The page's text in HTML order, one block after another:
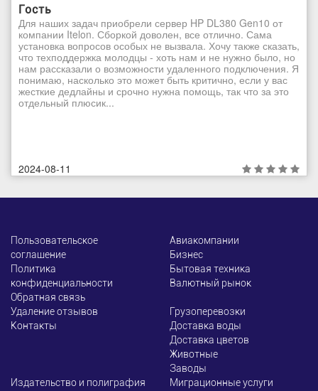
Гость
Для наших задач приобрели сервер HP DL380 Gen10 от
компании Itelon. Сборкой доволен, все отлично. Сама
установка вопросов особых не вызвала. Хочу также сказать,
что техподдержка молодцы - хоть нам и не нужно было, но
нам рассказали о возможности удаленного подключения. Я
понимаю, насколько это может быть критично, если у вас
жесткие дедлайны и срочно нужна помощь, так что за это
отдельный плюсик...
2024-08-11
Пользовательское
соглашение
Политика
конфиденциальности
Обратная связь
Удаление отзывов
Контакты
Авиакомпании
Бизнес
Бытовая техника
Валютный рынок
Грузоперевозки
Доставка воды
Доставка цветов
Животные
Заводы
Издательство и полиграфия
Миграционные услуги